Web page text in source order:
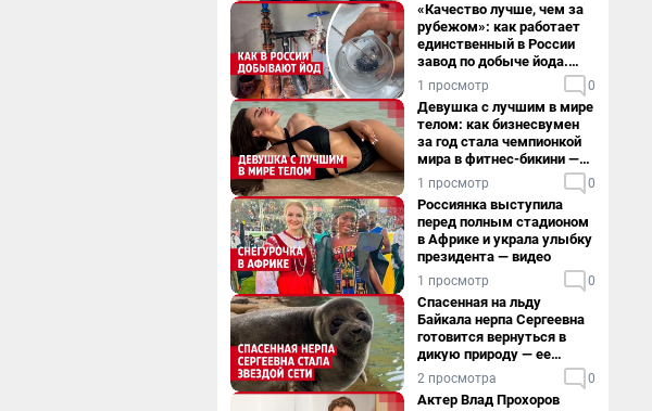
«Качество лучше, чем за
рубежом»: как работает
единственный в России
завод по добыче йода.
Видео
1 просмотр 0
Девушка с лучшим в мире
телом: как бизнесвумен
за год стала чемпионкой
мира в фитнес-бикини —
видео
1 просмотр 0
Россиянка выступила
перед полным стадионом
в Африке и украла улыбку
президента — видео
1 просмотр 0
Спасенная на льду
Байкала нерпа Сергеевна
готовится вернуться в
дикую природу — ее
видеоистория
2 просмотра 0
Актер Влад Прохоров